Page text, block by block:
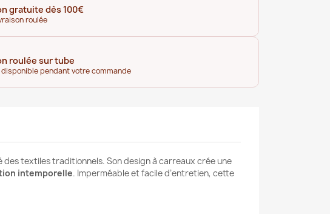
gratuite dès 100€
roulée
roulée sur tube
pendant votre commande
des textiles traditionnels. Son design à carreaux crée une
intemporelle. Imperméable et facile d’entretien, cette